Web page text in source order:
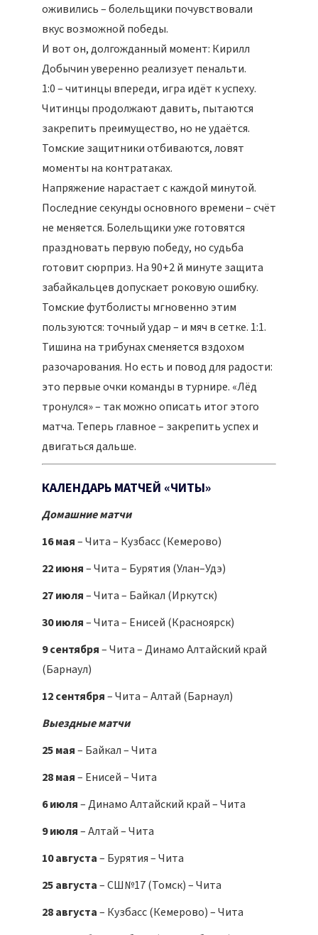
оживились – болельщики почувствовали
вкус возможной победы.
И вот он, долгожданный момент: Кирилл
Добычин уверенно реализует пенальти.
1:0 – читинцы впереди, игра идёт к успеху.
Читинцы продолжают давить, пытаются
закрепить преимущество, но не удаётся.
Томские защитники отбиваются, ловят
моменты на контратаках.
Напряжение нарастает с каждой минутой.
Последние секунды основного времени – счёт
не меняется. Болельщики уже готовятся
праздновать первую победу, но судьба
готовит сюрприз. На 90+2 й минуте защита
забайкальцев допускает роковую ошибку.
Томские футболисты мгновенно этим
пользуются: точный удар – и мяч в сетке. 1:1.
Тишина на трибунах сменяется вздохом
разочарования. Но есть и повод для радости:
это первые очки команды в турнире. «Лёд
тронулся» – так можно описать итог этого
матча. Теперь главное – закрепить успех и
двигаться дальше.
КАЛЕНДАРЬ МАТЧЕЙ «ЧИТЫ»
Домашние матчи
16 мая– Чита – Кузбасс (Кемерово)
22 июня– Чита – Бурятия (Улан–Удэ)
27 июля– Чита – Байкал (Иркутск)
30 июля– Чита – Енисей (Красноярск)
9 сентября– Чита – Динамо Алтайский край
(Барнаул)
12 сентября– Чита – Алтай (Барнаул)
Выездные матчи
25 мая– Байкал – Чита
28 мая– Енисей – Чита
6 июля– Динамо Алтайский край – Чита
9 июля– Алтай – Чита
10 августа– Бурятия – Чита
25 августа– СШ№17 (Томск) – Чита
28 августа– Кузбасс (Кемерово) – Чита